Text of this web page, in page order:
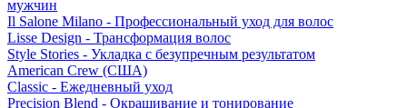
мужчин
Il Salone Milano - Профессиональный уход для волос
Lisse Design - Трансформация волос
Style Stories - Укладка с безупречным результатом
American Crew (США)
Classic - Ежедневный уход
Precision Blend - Окрашивание и тонирование